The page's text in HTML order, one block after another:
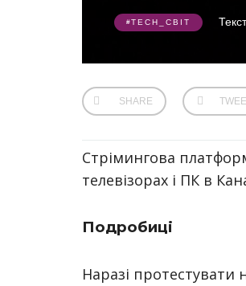
TECH_СВІТ
SHARE
Стрімингова
телевізорах і ПК в
Подробиці
Наразі протестувати